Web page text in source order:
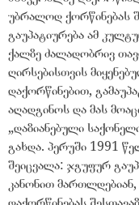
უბრალოდ ქორწინებას
გაუპატიურება ამ
ქალზე ძალადობრივ
ღირსებისთვის
დაქორწინებით,
აღადგინოს და მას
„დაზიანებული
გახდა. პერუში 1991
შეიცვალა: ჯგუფურ
კანონით